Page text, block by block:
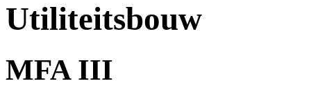
Utiliteitsbouw
MFA III